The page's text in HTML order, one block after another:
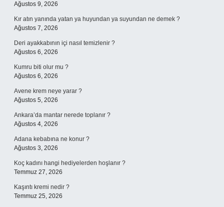
Ağustos 9, 2026
Kır atın yanında yatan ya huyundan ya suyundan ne demek ?
Ağustos 7, 2026
Deri ayakkabının içi nasıl temizlenir ?
Ağustos 6, 2026
Kumru biti olur mu ?
Ağustos 6, 2026
Avene krem neye yarar ?
Ağustos 5, 2026
Ankara’da mantar nerede toplanır ?
Ağustos 4, 2026
Adana kebabına ne konur ?
Ağustos 3, 2026
Koç kadını hangi hediyelerden hoşlanır ?
Temmuz 27, 2026
Kaşıntı kremi nedir ?
Temmuz 25, 2026